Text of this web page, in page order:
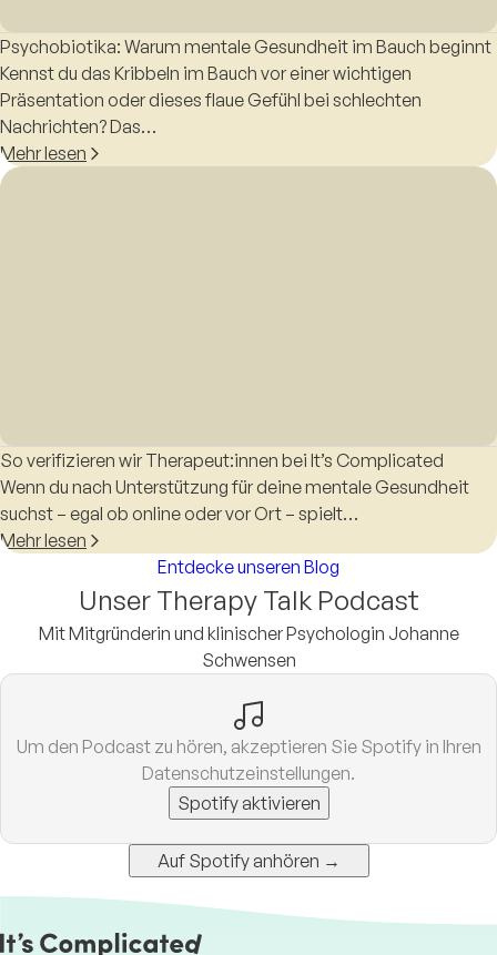
Psychobiotika: Warum mentale Gesundheit im Bauch beginnt
Kennst du das Kribbeln im Bauch vor einer wichtigen
Präsentation oder dieses flaue Gefühl bei schlechten
Nachrichten? Das…
Mehr lesen
So verifizieren wir Therapeut:innen bei It’s Complicated
Wenn du nach Unterstützung für deine mentale Gesundheit
suchst – egal ob online oder vor Ort – spielt…
Mehr lesen
Entdecke unseren Blog
Unser Therapy Talk Podcast
Mit Mitgründerin und klinischer Psychologin Johanne
Schwensen
Um den Podcast zu hören, akzeptieren Sie Spotify in Ihren
Datenschutzeinstellungen.
Spotify aktivieren
Auf Spotify anhören →